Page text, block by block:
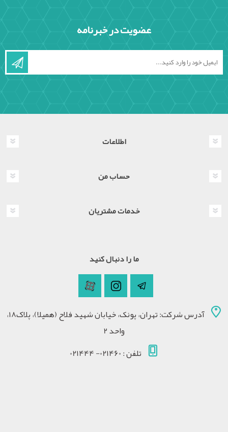
عضویت در خبرنامه
اطلاعات
حساب من
خدمات مشتریان
ما را دنبال کنید
آدرس شرکت: تهران، پونک، خیابان شهید فلاح (همیلا)، پلاک18،
واحد 2
تلفن : 021460- 021444